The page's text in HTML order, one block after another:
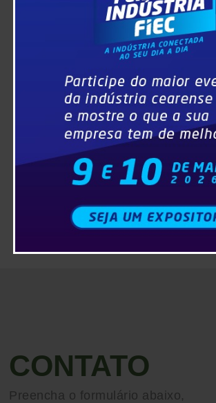
CONTATO
Preencha o formulário abaixo,